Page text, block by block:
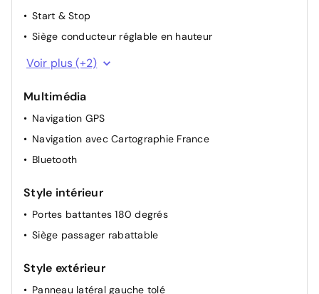
Start & Stop
Siège conducteur réglable en hauteur
Rétroviseurs extérieurs électriques dégivrants
Voir plus (+2)
Multimédia
Navigation GPS
Navigation avec Cartographie France
Bluetooth
Style intérieur
Portes battantes 180 degrés
Siège passager rabattable
Style extérieur
Panneau latéral gauche tolé